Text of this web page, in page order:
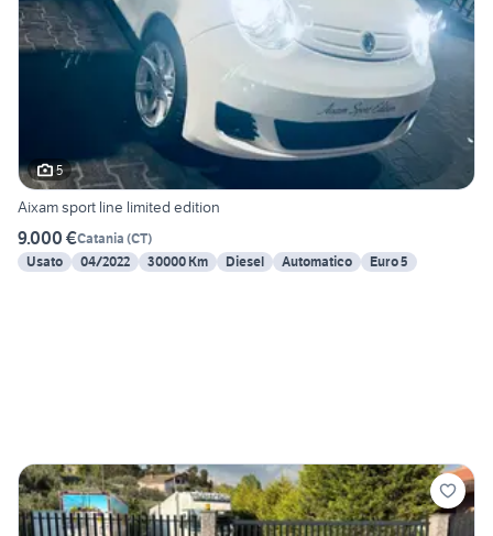
5
Aixam sport line limited edition
9.000 €Catania (CT)
Usato
04/2022 30000 Km Diesel Automatico Euro 5